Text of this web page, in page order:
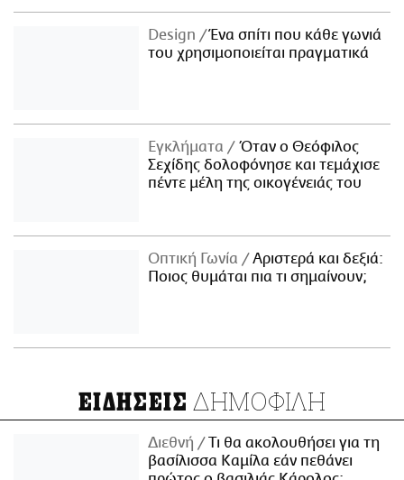
Design
Ένα σπίτι που κάθε γωνιά
του χρησιμοποιείται πραγματικά
Εγκλήματα
Όταν ο Θεόφιλος
Σεχίδης δολοφόνησε και τεμάχισε
πέντε μέλη της οικογένειάς του
Οπτική Γωνία
Αριστερά και δεξιά:
Ποιος θυμάται πια τι σημαίνουν;
ΕΙΔΗΣΕΙΣ ΔΗΜΟΦΙΛΗ
Διεθνή
Τι θα ακολουθήσει για τη
βασίλισσα Καμίλα εάν πεθάνει